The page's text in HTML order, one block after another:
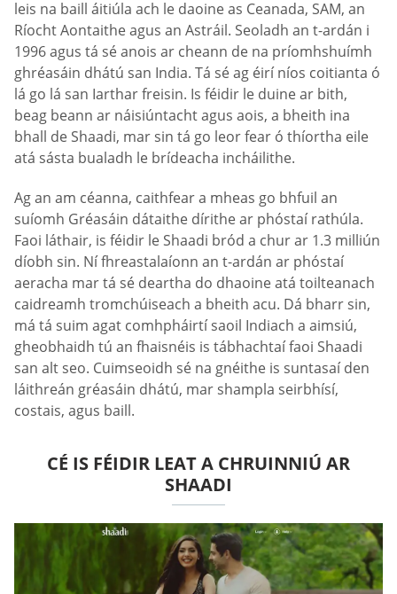
leis na baill áitiúla ach le daoine as Ceanada, SAM, an
Ríocht Aontaithe agus an Astráil. Seoladh an t-ardán i
1996 agus tá sé anois ar cheann de na príomhshuímh
ghréasáin dhátú san India. Tá sé ag éirí níos coitianta ó
lá go lá san Iarthar freisin. Is féidir le duine ar bith,
beag beann ar náisiúntacht agus aois, a bheith ina
bhall de Shaadi, mar sin tá go leor fear ó thíortha eile
atá sásta bualadh le brídeacha incháilithe.
Ag an am céanna, caithfear a mheas go bhfuil an
suíomh Gréasáin dátaithe dírithe ar phóstaí rathúla.
Faoi láthair, is féidir le Shaadi bród a chur ar 1.3 milliún
díobh sin. Ní fhreastalaíonn an t-ardán ar phóstaí
aeracha mar tá sé deartha do dhaoine atá toilteanach
caidreamh tromchúiseach a bheith acu. Dá bharr sin,
má tá suim agat comhpháirtí saoil Indiach a aimsiú,
gheobhaidh tú an fhaisnéis is tábhachtaí faoi Shaadi
san alt seo. Cuimseoidh sé na gnéithe is suntasaí den
láithreán gréasáin dhátú, mar shampla seirbhísí,
costais, agus baill.
CÉ IS FÉIDIR LEAT A CHRUINNIÚ AR
SHAADI